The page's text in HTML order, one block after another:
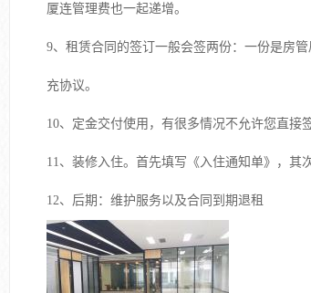
厦连管理费也一起递增。
9、租赁合同的签订一般会签两份：一份是房
充协议。
10、定金交付使用，有很多情况不允许您直
11、装修入住。首先填写《入住通知单》，其
12、后期：维护服务以及合同到期退租